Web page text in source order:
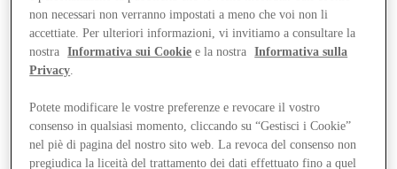
non necessari non verranno impostati a meno che voi non li
accettiate. Per ulteriori informazioni, vi invitiamo a consultare la
nostra
Informativa sui Cookie e la nostra
Informativa sulla
Privacy
Potete modificare le vostre preferenze e revocare il vostro
consenso in qualsiasi momento, cliccando su “Gestisci i Cookie”
nel piè di pagina del nostro sito web. La revoca del consenso non
pregiudica la liceità del trattamento dei dati effettuato fino a quel